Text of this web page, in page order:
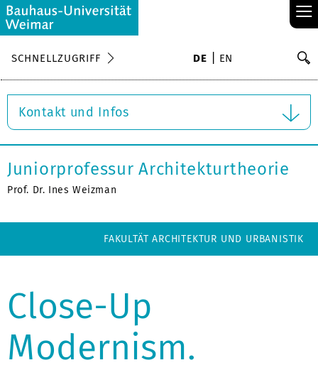
≡
SCHNELLZUGRIFF DE EN
Kontakt und Infos
Juniorprofessur Architekturtheorie
Prof. Dr. Ines Weizman
FAKULTÄT ARCHITEKTUR UND URBANISTIK
Close-Up
Modernism.